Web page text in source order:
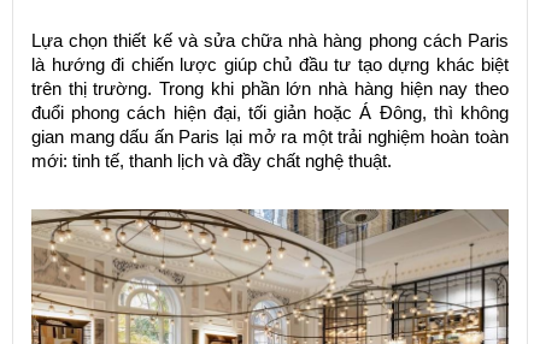
Lựa chọn thiết kế và sửa chữa nhà hàng phong cách Paris
là hướng đi chiến lược giúp chủ đầu tư tạo dựng khác biệt
trên thị trường. Trong khi phần lớn nhà hàng hiện nay theo
đuổi phong cách hiện đại, tối giản hoặc Á Đông, thì không
gian mang dấu ấn Paris lại mở ra một trải nghiệm hoàn toàn
mới: tinh tế, thanh lịch và đầy chất nghệ thuật.